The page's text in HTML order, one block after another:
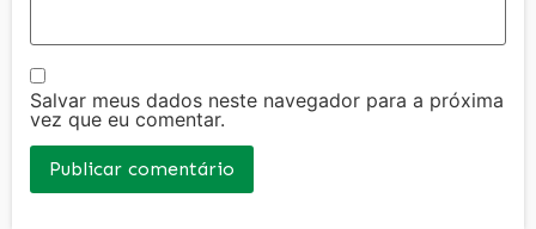
Salvar meus dados neste navegador para a próxima
vez que eu comentar.